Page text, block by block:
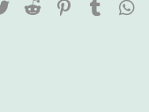
Twitter Reddit PinterestTumblr